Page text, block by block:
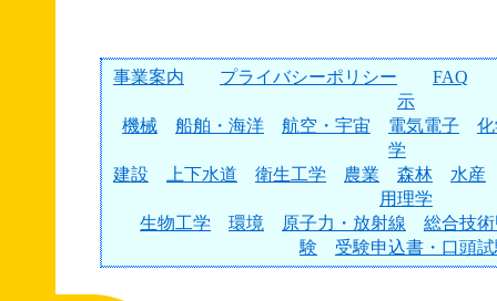
事業案内 プライバシーポリシー
FAQ
示
機械
船舶・海洋 航空・宇宙 電気電子
学
建設
上下水道 衛生工学 農業 森林
水産
用理学
生物工学
環境 原子力・放射線
総合技
験
受験申込書・口頭